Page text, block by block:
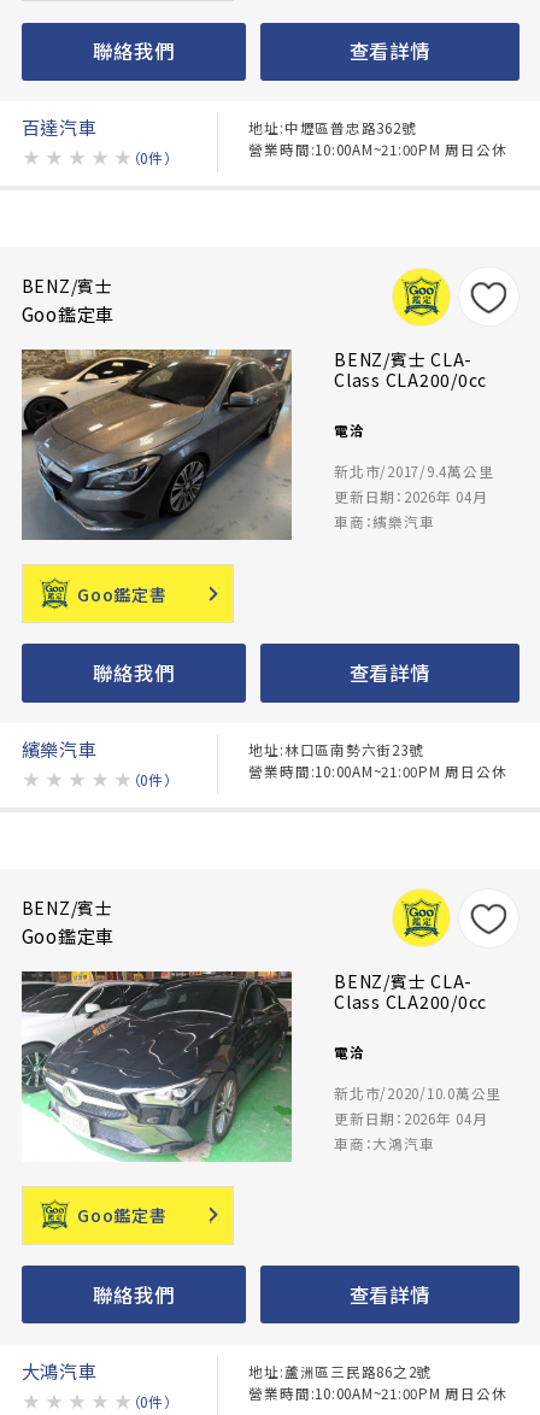
聯絡我們 查看詳情
百達汽車
★ ★ ★ ★ ★ （0件）
地址:中壢區普忠路362號
營業時間:10:00AM~21:00PM 周日公休
BENZ/賓士
Goo鑑定車
BENZ/賓士 CLA-
Class CLA200/0cc
電洽
新北市/2017/9.4萬公里
更新日期：2026年 04月
車商：繽樂汽車
Goo鑑定書
聯絡我們 查看詳情
繽樂汽車
★ ★ ★ ★ ★ （0件）
地址:林口區南勢六街23號
營業時間:10:00AM~21:00PM 周日公休
BENZ/賓士
Goo鑑定車
BENZ/賓士 CLA-
Class CLA200/0cc
電洽
新北市/2020/10.0萬公里
更新日期：2026年 04月
車商：大鴻汽車
Goo鑑定書
聯絡我們 查看詳情
大鴻汽車
★ ★ ★ ★ ★ （0件）
地址:蘆洲區三民路86之2號
營業時間:10:00AM~21:00PM 周日公休